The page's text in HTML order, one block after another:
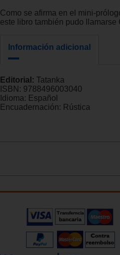
Como se afirma en el mini-
este libro también pudo llamarse
Información adicional
Editorial: Tatanka
ISBN: 9788496003040
Idioma: Español
Encuadernación: Rústica